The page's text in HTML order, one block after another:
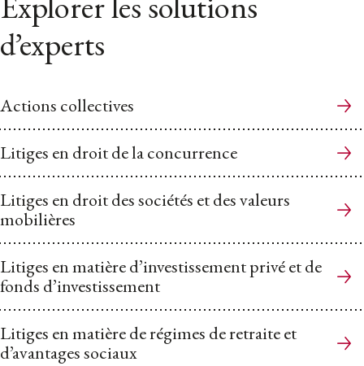
d’experts
Actions collectives
Litiges en droit de la concurrence
Litiges en droit des sociétés et des valeurs
mobilières
Litiges en matière d’investissement privé et de
fonds d’investissement
Litiges en matière de régimes de retraite et
d’avantages sociaux